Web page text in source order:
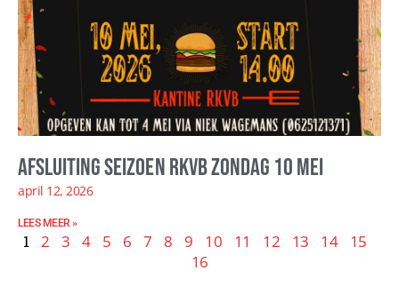
Afsluiting seizoen RKVB zondag 10 mei
april 12, 2026
LEES MEER »
1 2 3 4 5 6 7 8 9 10 11 12 13 14
15
16